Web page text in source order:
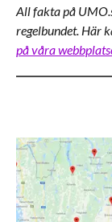
All fakta på
regelbundet. Här
på våra